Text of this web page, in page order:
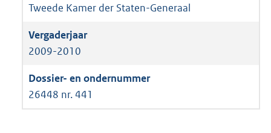
Tweede Kamer der Staten-Generaal
2009-2010
26448 nr. 441